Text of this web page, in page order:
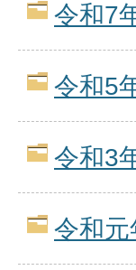
令和7
令和5
令和3
令和